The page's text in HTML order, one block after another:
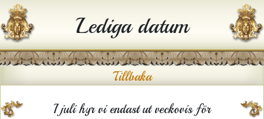
Hyra hus
Historia
Gården
Kontakt
Lediga datum
Tillbaka
I juli hyr vi endast ut veckovis för